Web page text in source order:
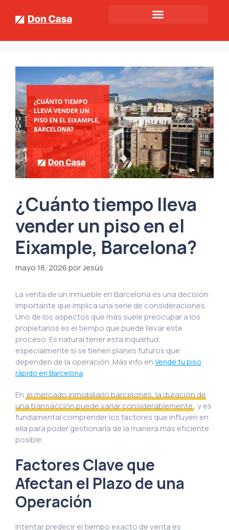
¿Cuánto tiempo lleva
vender un piso en el
Eixample, Barcelona?
mayo 18, 2026por Jesús
La venta de un inmueble en Barcelona es una decisión
importante que implica una serie de consideraciones.
Uno de los aspectos que más suele preocupar a los
propietarios es el tiempo que puede llevar este
proceso. Es natural tener esta inquietud,
especialmente si se tienen planes futuros que
dependen de la operación. Más info en Vende tu piso
rápido en Barcelona.
En el mercado inmobiliario barcelonés, la duración de
una transacción puede variar considerablemente, y es
fundamental comprender los factores que influyen en
ella para poder gestionarla de la manera más eficiente
posible.
Factores Clave que
Afectan el Plazo de una
Operación
Intentar predecir el tiempo exacto de venta es